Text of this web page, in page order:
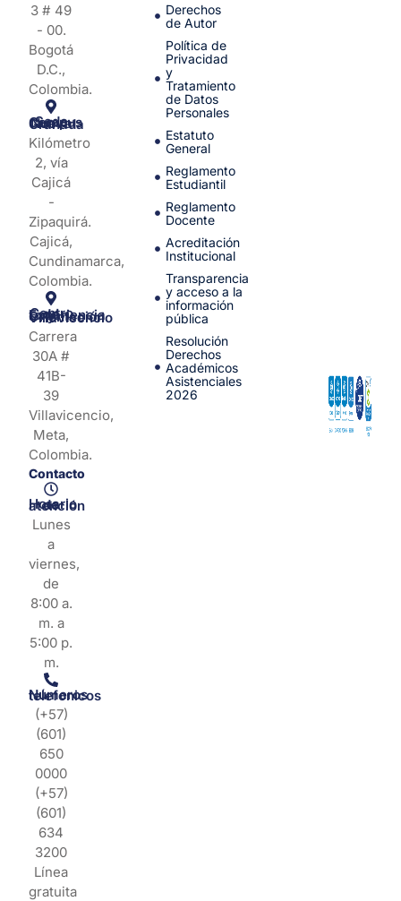
3 # 49
- 00.
Bogotá
D.C.,
Colombia.
Sede Campus Nueva Granada
Kilómetro
2, vía
Cajicá
-
Zipaquirá.
Cajicá,
Cundinamarca,
Colombia.
Centro de Experiencia y Orientación Villavicencio
Carrera
30A #
41B-
39
Villavicencio,
Meta,
Colombia.
Contacto
Horario de atención
Lunes
a
viernes,
de
8:00 a.
m. a
5:00 p.
m.
Números telefonicos
(+57)
(601)
650
0000
(+57)
(601)
634
3200
Línea
gratuita
Derechos
de Autor
Política de
Privacidad
y
Tratamiento
de Datos
Personales
Estatuto
General
Reglamento
Estudiantil
Reglamento
Docente
Acreditación
Institucional
Transparencia
y acceso a la
información
pública
Resolución
Derechos
Académicos
Asistenciales
2026